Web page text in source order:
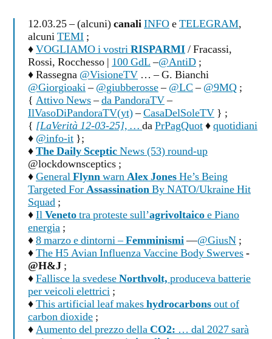
12.03.25 – (alcuni)canaliINFOeTELEGRAM,
alcuniTEMI ;
♦VOGLIAMO i vostriRISPARMI/ Fracassi,
Rossi, Rocchesso | 100 GdL–@AntiD ;
♦ Rassegna @VisioneTV … – G. Bianchi
@Giorgioaki–@giubberosse–@LC–@9MQ ;
{ Attivo News–da PandoraTV–
IlVasoDiPandoraTV(yt)–CasaDelSoleTV } ;
{ [LaVerità 12-03-25], … daPrPagQuot♦quotidiani
♦ @info-it };
♦The Daily ScepticNews (53) round-up
@lockdownsceptics ;
♦GeneralFlynnwarnAlex JonesHe’s Being
Targeted ForAssassinationBy NATO/Ukraine Hit
Squad ;
♦IlVenetotra proteste sull’agrivoltaicoe Piano
energia ;
♦8 marzo e dintorni –Femminismi—@GiusN ;
♦The H5 Avian Influenza Vaccine Body Swerves-
@H&J ;
♦Fallisce la svedeseNorthvolt, produceva batterie
per veicoli elettrici ;
♦This artificial leaf makeshydrocarbonsout of
carbon dioxide ;
♦Aumento del prezzo dellaCO2: … dal 2027 sarà